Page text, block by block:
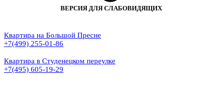
ВЕРСИЯ ДЛЯ СЛАБОВИДЯЩИХ
Квартира на Большой Пресне
+7(499) 255-01-86
Квартира в Студенецком переулке
+7(495) 605-19-29